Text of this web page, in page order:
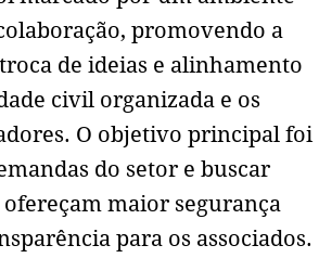
promovendo a
de ideias e alinhamento
civil organizada e os
O objetivo principal foi
do setor e buscar
ofereçam maior segurança
para os associados.